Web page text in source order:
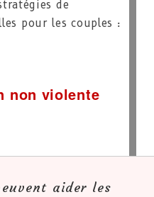
de
pour les couples :
non violente
aider les